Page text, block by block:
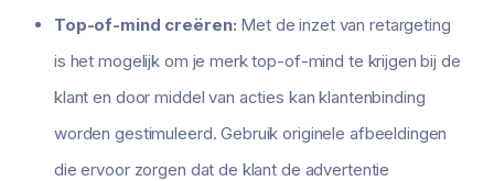
Top-of-mind creëren: Met de inzet van retargeting
is het mogelijk om je merk top-of-mind te krijgen bij de
klant en door middel van acties kan klantenbinding
worden gestimuleerd. Gebruik originele afbeeldingen
die ervoor zorgen dat de klant de advertentie